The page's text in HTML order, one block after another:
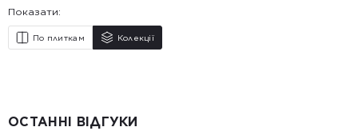
Показати:
По плиткам Колекції
ОСТАННІ ВІДГУКИ